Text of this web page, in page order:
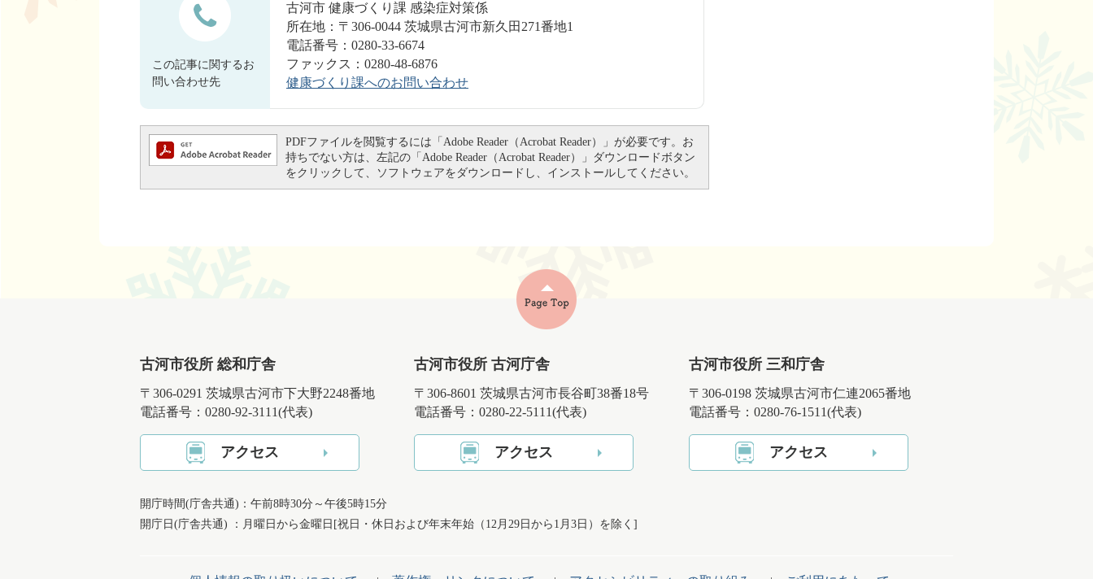
この記事に関するお
問い合わせ先
古河市 健康づくり課 感染症対策係
所在地：〒306-0044 茨城県古河市新久田271番地1
電話番号：0280-33-6674
ファックス：0280-48-6876
健康づくり課へのお問い合わせ
PDFファイルを閲覧するには「Adobe Reader（Acrobat Reader）」が必要です。お
持ちでない方は、左記の「Adobe Reader（Acrobat Reader）」ダウンロードボタン
をクリックして、ソフトウェアをダウンロードし、インストールしてください。
古河市役所 総和庁舎
〒306-0291 茨城県古河市下大野2248番地
電話番号：0280-92-3111(代表)
アクセス
古河市役所 古河庁舎
〒306-8601 茨城県古河市長谷町38番18号
電話番号：0280-22-5111(代表)
アクセス
古河市役所 三和庁舎
〒306-0198 茨城県古河市仁連2065番地
電話番号：0280-76-1511(代表)
アクセス
開庁時間(庁舎共通)：午前8時30分～午後5時15分
開庁日(庁舎共通) ：月曜日から金曜日[祝日・休日および年末年始（12月29日から1月3日）を除く]